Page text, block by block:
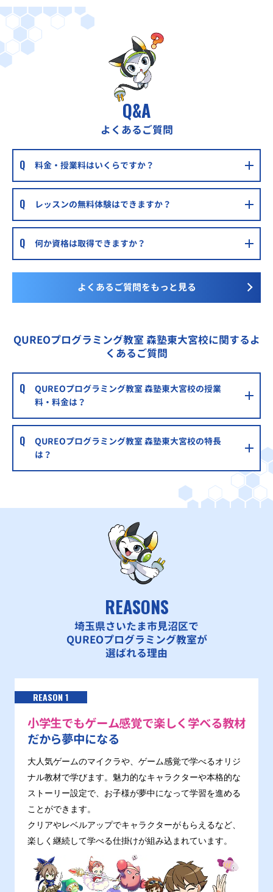
Q&A
よくあるご質問
料金・授業料はいくらですか？
レッスンの無料体験はできますか？
何か資格は取得できますか？
よくあるご質問をもっと見る
QUREOプログラミング教室 森塾東大宮校に関するよ
くあるご質問
QUREOプログラミング教室 森塾東大宮校の授業
料・料金は？
QUREOプログラミング教室 森塾東大宮校の特長
は？
REASONS
埼玉県さいたま市見沼区で
QUREOプログラミング教室が
選ばれる理由
REASON 1
小学生でもゲーム感覚で楽しく学べる教材
だから夢中になる
大人気ゲームのマイクラや、ゲーム感覚で学べるオリジ
ナル教材で学びます。魅力的なキャラクターや本格的な
ストーリー設定で、お子様が夢中になって学習を進める
ことができます。
クリアやレベルアップでキャラクターがもらえるなど、
楽しく継続して学べる仕掛けが組み込まれています。